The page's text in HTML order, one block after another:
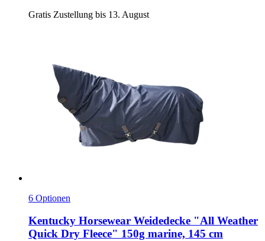
Gratis Zustellung bis 13. August
6 Optionen
Kentucky Horsewear Weidedecke "All Weather
Quick Dry Fleece" 150g marine, 145 cm